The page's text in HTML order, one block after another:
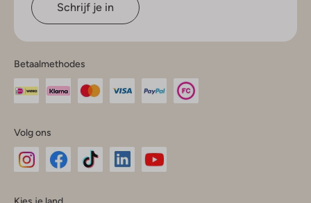
Schrijf je in
Betaalmethodes
Volg ons